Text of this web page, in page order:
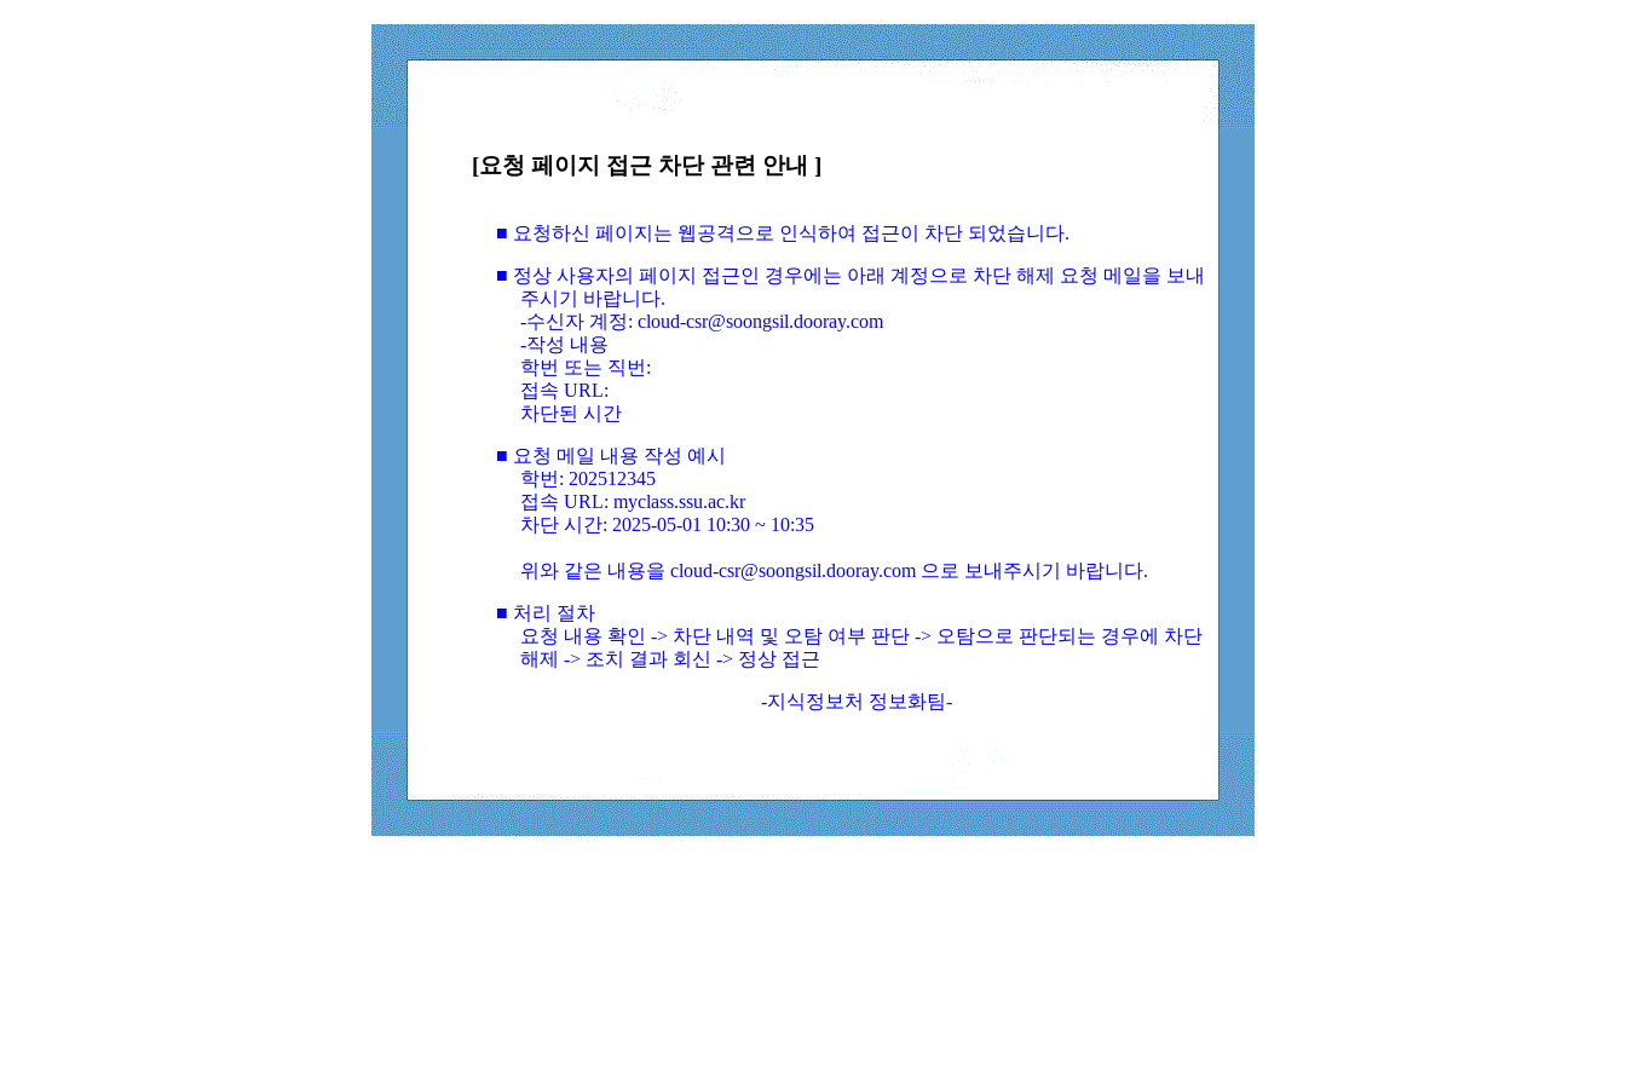
[요청 페이지 접근 차단 관련 안내 ]
■ 요청하신 페이지는 웹공격으로 인식하여 접근이 차단 되었습니다.
■ 정상 사용자의 페이지 접근인 경우에는 아래 계정으로 차단 해제 요청 메일을 보내
주시기 바랍니다.
-수신자 계정: cloud-csr@soongsil.dooray.com
-작성 내용
학번 또는 직번:
접속 URL:
차단된 시간
■ 요청 메일 내용 작성 예시
학번: 202512345
접속 URL: myclass.ssu.ac.kr
차단 시간: 2025-05-01 10:30 ~ 10:35
위와 같은 내용을 cloud-csr@soongsil.dooray.com 으로 보내주시기 바랍니다.
■ 처리 절차
요청 내용 확인 -> 차단 내역 및 오탐 여부 판단 -> 오탐으로 판단되는 경우에 차단
해제 -> 조치 결과 회신 -> 정상 접근
-지식정보처 정보화팀-